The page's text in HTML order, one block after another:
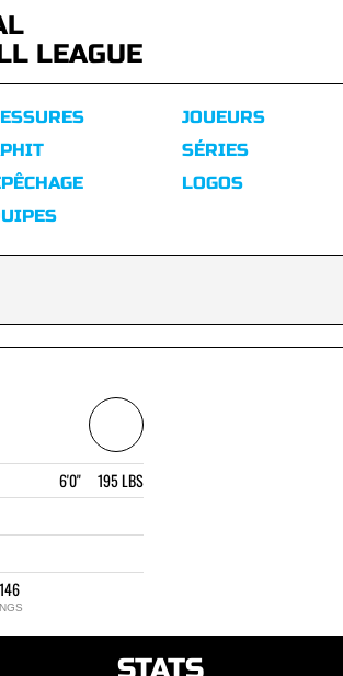
LEAGUE
JOUEURS
SÉRIES
LOGOS
6'0" 195 LBS
STATS